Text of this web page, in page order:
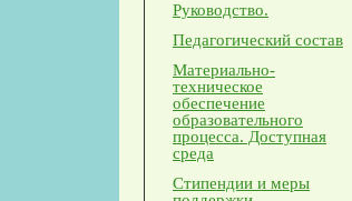
Руководство.
Педагогический состав
Материально-
техническое
обеспечение
образовательного
процесса. Доступная
среда
Стипендии и меры